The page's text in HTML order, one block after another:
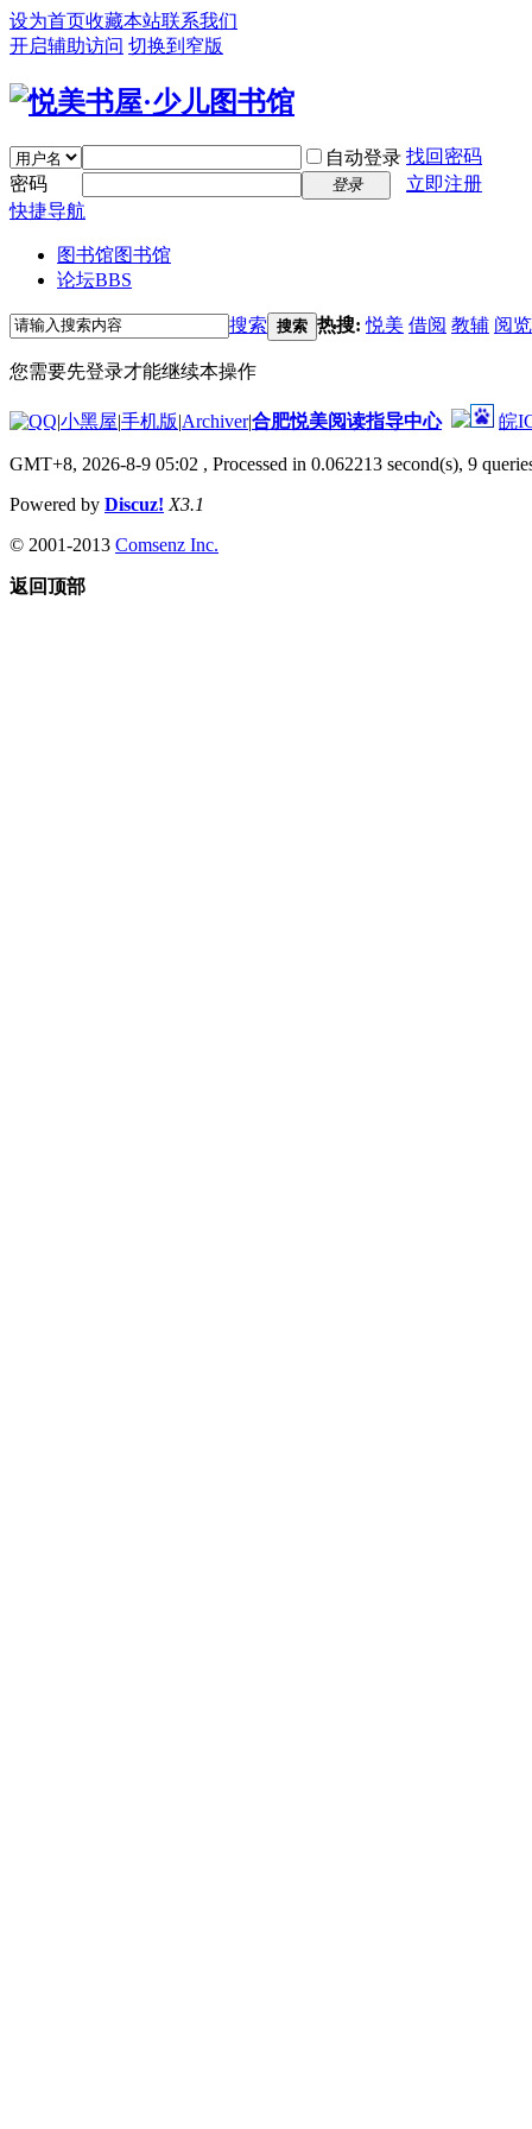
设为首页收藏本站联系我们
开启辅助访问 切换到窄版
自动登录 找回密码
密码
登录
立即注册
快捷导航
图书馆图书馆
论坛BBS
搜索 搜索 热搜:悦美 借阅 教辅 阅览
您需要先登录才能继续本操作
|小黑屋|手机版|Archiver|合肥悦美阅读指导中心 皖
GMT+8, 2026-8-9 05:02 , Processed in 0.062213 second(s), 9
Powered by Discuz! X3.1
© 2001-2013 Comsenz Inc.
返回顶部